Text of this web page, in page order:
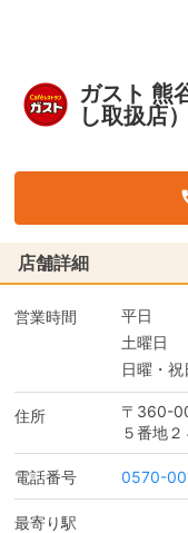
ガスト 熊
し取扱店）
店舗詳細
営業時間 平日
土曜日
日曜・祝
住所 〒360-
５番地
電話番号 0570-
最寄り駅